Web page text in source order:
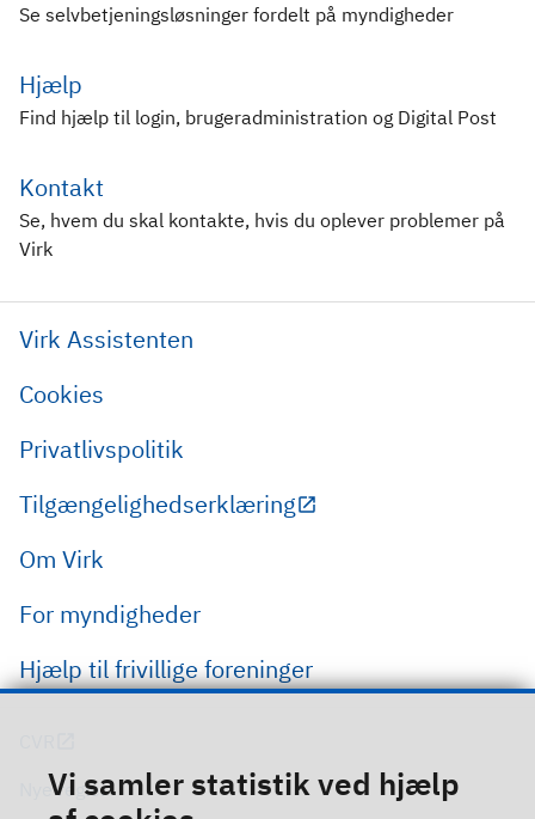
Vi samler statistik ved hjælp
Se selvbetjeningsløsninger fordelt på myndigheder
Hjælp
Find hjælp til login, brugeradministration og Digital Post
Kontakt
Se, hvem du skal kontakte, hvis du oplever problemer på
Virk
Virk Assistenten
Cookies
Privatlivspolitik
Tilgængelighedserklæring
Om Virk
For myndigheder
Hjælp til frivillige foreninger
Nye regler